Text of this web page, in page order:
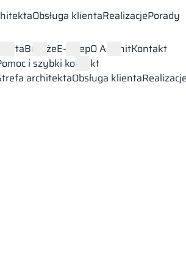
Obsługa klientaRealizacjePorady
BranżeE-sklepO AlsanitKontakt
i szybki kontakt
architektaObsługa klientaRealizacje